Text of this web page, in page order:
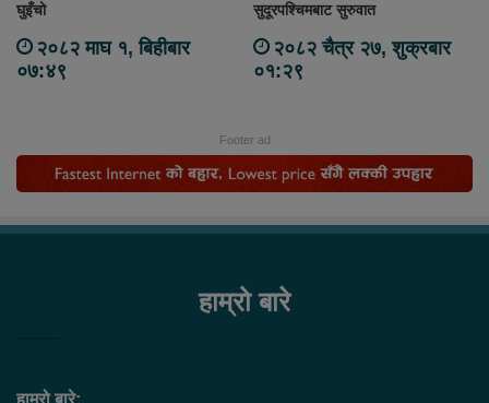
घुइँचो
२०८२ माघ १, बिहीबार
०७:४९
सुदूरपश्चिमबाट सुरुवात
२०८२ चैत्र २७, शुक्रबार
०१:२९
Footer ad
हाम्रो बारे